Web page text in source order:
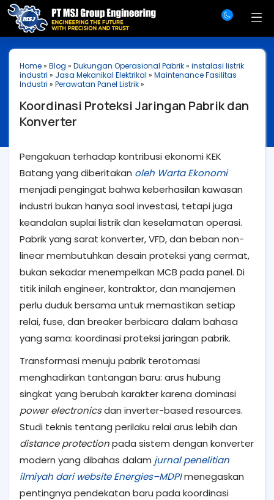
Home» Blog » Dukungan Operasional Pabrik» instalasi listrik
industri » Jasa Mekanikal Elektrikal » Maintenance Fasilitas
Industri » Perawatan Panel Listrik»
Koordinasi Proteksi Jaringan Pabrik dan
Konverter
Pengakuan terhadap kontribusi ekonomi KEK
Batang yang diberitakan oleh Warta Ekonomi
menjadi pengingat bahwa keberhasilan kawasan
industri bukan hanya soal investasi, tetapi juga
keandalan suplai listrik dan keselamatan operasi.
Pabrik yang sarat konverter, VFD, dan beban non-
linear membutuhkan desain proteksi yang cermat,
bukan sekadar menempelkan MCB pada panel. Di
titik inilah engineer, kontraktor, dan manajemen
perlu duduk bersama untuk memastikan setiap
relai, fuse, dan breaker berbicara dalam bahasa
yang sama: koordinasi proteksi jaringan pabrik.
Transformasi menuju pabrik terotomasi
menghadirkan tantangan baru: arus hubung
singkat yang berubah karakter karena dominasi
power electronicsdan inverter-based resources.
Studi teknis tentang perilaku relai arus lebih dan
distance protectionpada sistem dengan konverter
modern yang dibahas dalam jurnal penelitian
ilmiyah dari website Energies–MDPImenegaskan
pentingnya pendekatan baru pada koordinasi